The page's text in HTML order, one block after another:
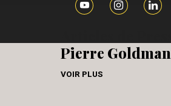
Pierre Goldman
VOIR PLUS